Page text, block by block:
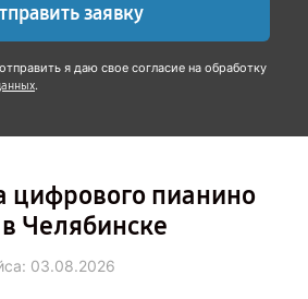
заявку
я даю свое согласие на обработку
.
цифрового пианино
Челябинске
03.08.2026